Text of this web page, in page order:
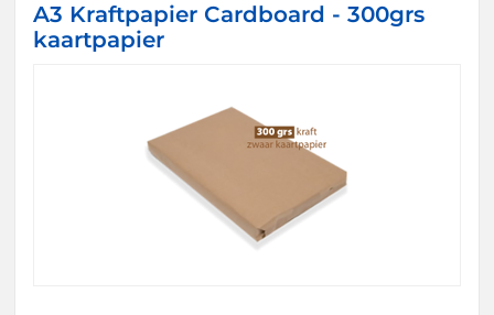
A3 Kraftpapier Cardboard - 300grs
kaartpapier